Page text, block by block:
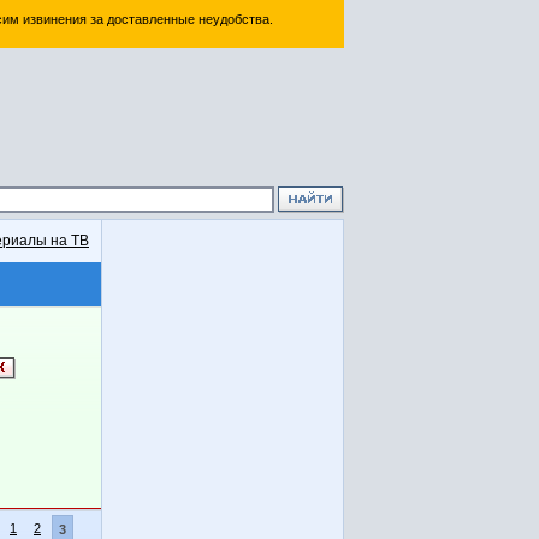
извинения за доставленные неудобства.
на ТВ
1 2 3